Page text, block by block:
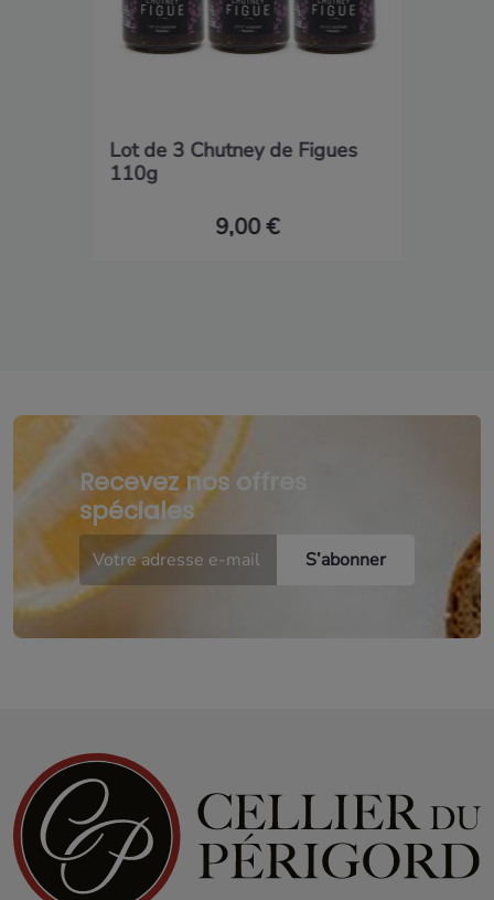
Lot de 3 Chutney de Figues
110g
9,00 €
Recevez nos offres
spéciales